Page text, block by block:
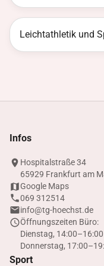
Leichtathletik und
Infos
Hospitalstraße 34
65929 Frankfurt am
Google Maps
069 312514
info@tg-hoechst.de
Öffnungszeiten Büro:
Dienstag,
Donnerstag,
Sport